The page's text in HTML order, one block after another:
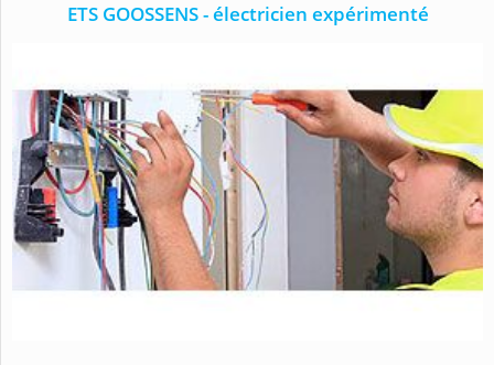
ETS GOOSSENS - électricien expérimenté